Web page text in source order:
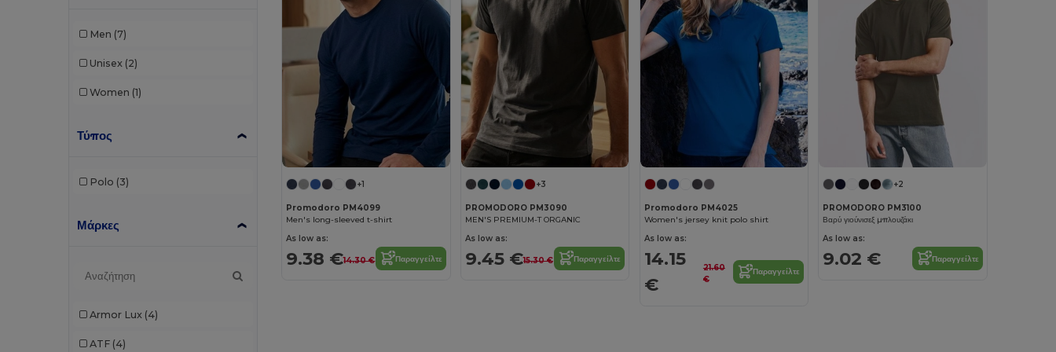
Men (7)
Unisex (2)
Women (1)
Τύπος
Polo (3)
Μάρκες
Armor Lux (4)
ATF (4)
+1
Promodoro PM4099
Men's long-sleeved t-shirt
As low as:
9.38 €14.30 € Παραγγείλτε
+3
PROMODORO PM3090
MEN'S PREMIUM-T ORGANIC
As low as:
9.45 €15.30 € Παραγγείλτε
Promodoro PM4025
Women's jersey knit polo shirt
As low as:
14.15
€
21.60
€
Παραγγείλτε
+2
PROMODORO PM3100
Βαρύ γιούνισεξ μπλουζάκι
As low as:
9.02 € Παραγγείλτε